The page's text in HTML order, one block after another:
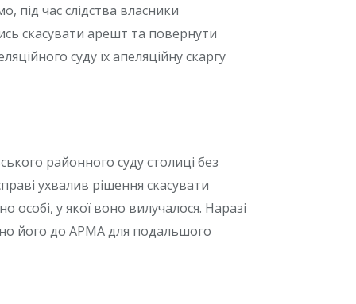
під час слідства власники
скасувати арешт та повернути
суду їх апеляційну скаргу
районного суду столиці без
ухвалив рішення скасувати
у якої воно вилучалося. Наразі
його до АРМА для подальшого